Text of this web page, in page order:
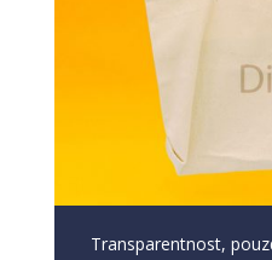
Transparentnost,